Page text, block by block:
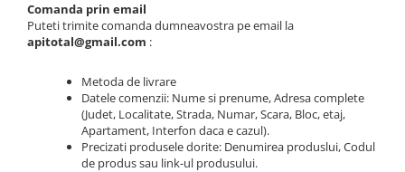
Comanda prin email
Puteti trimite comanda dumneavostra pe email la
apitotal@gmail.com :
Metoda de livrare
Datele comenzii: Nume si prenume, Adresa complete
(Judet, Localitate, Strada, Numar, Scara, Bloc, etaj,
Apartament, Interfon daca e cazul).
Precizati produsele dorite: Denumirea produslui, Codul
de produs sau link-ul produsului.